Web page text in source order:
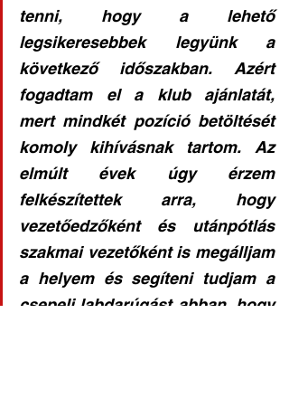
tenni, hogy a lehető
legsikeresebbek legyünk a
következő időszakban. Azért
fogadtam el a klub ajánlatát,
mert mindkét pozíció betöltését
komoly kihívásnak tartom. Az
elmúlt évek úgy érzem
felkészítettek arra, hogy
vezetőedzőként és utánpótlás
szakmai vezetőként is megálljam
a helyem és segíteni tudjam a
csepeli labdarúgást abban, hogy